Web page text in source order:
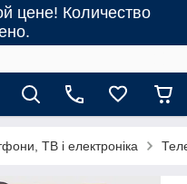
цене! Количество
ТВ і електроніка